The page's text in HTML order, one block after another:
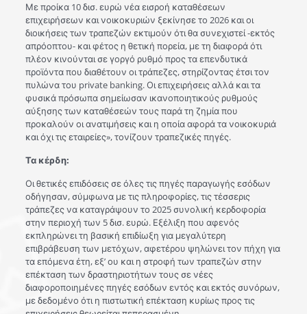
Με προίκα 10 δισ. ευρώ νέα εισροή καταθέσεων
επιχειρήσεων και νοικοκυριών ξεκίνησε το 2026 και οι
διοικήσεις των τραπεζών εκτιμούν ότι θα συνεχιστεί -εκτός
απρόοπτου- και φέτος η θετική πορεία, με τη διαφορά ότι
πλέον κινούνται σε γοργό ρυθμό προς τα επενδυτικά
προϊόντα που διαθέτουν οι τράπεζες, στηρίζοντας έτσι τον
πυλώνα του private banking. Οι επιχειρήσεις αλλά και τα
φυσικά πρόσωπα σημείωσαν ικανοποιητικούς ρυθμούς
αύξησης των καταθέσεών τους παρά τη ζημία που
προκαλούν οι ανατιμήσεις και η οποία αφορά τα νοικοκυριά
και όχι τις εταιρείες», τονίζουν τραπεζικές πηγές.
Τα κέρδη:
Οι θετικές επιδόσεις σε όλες τις πηγές παραγωγής εσόδων
οδήγησαν, σύμφωνα με τις πληροφορίες, τις τέσσερις
τράπεζες να καταγράψουν το 2025 συνολική κερδοφορία
στην περιοχή των 5 δισ. ευρώ. Εξέλιξη που αφενός
εκπληρώνει τη βασική επιδίωξη για μεγαλύτερη
επιβράβευση των μετόχων, αφετέρου ψηλώνει τον πήχη για
τα επόμενα έτη, εξ’ ου και η στροφή των τραπεζών στην
επέκταση των δραστηριοτήτων τους σε νέες
διαφοροποιημένες πηγές εσόδων εντός και εκτός συνόρων,
με δεδομένο ότι η πιστωτική επέκταση κυρίως προς τις